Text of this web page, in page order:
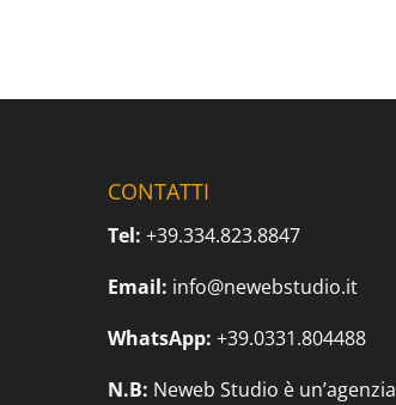
CONTATTI
Tel: +39.334.823.8847
Email: info@newebstudio.it
WhatsApp: +39.0331.804488
N.B: Neweb Studio è un’agenzia